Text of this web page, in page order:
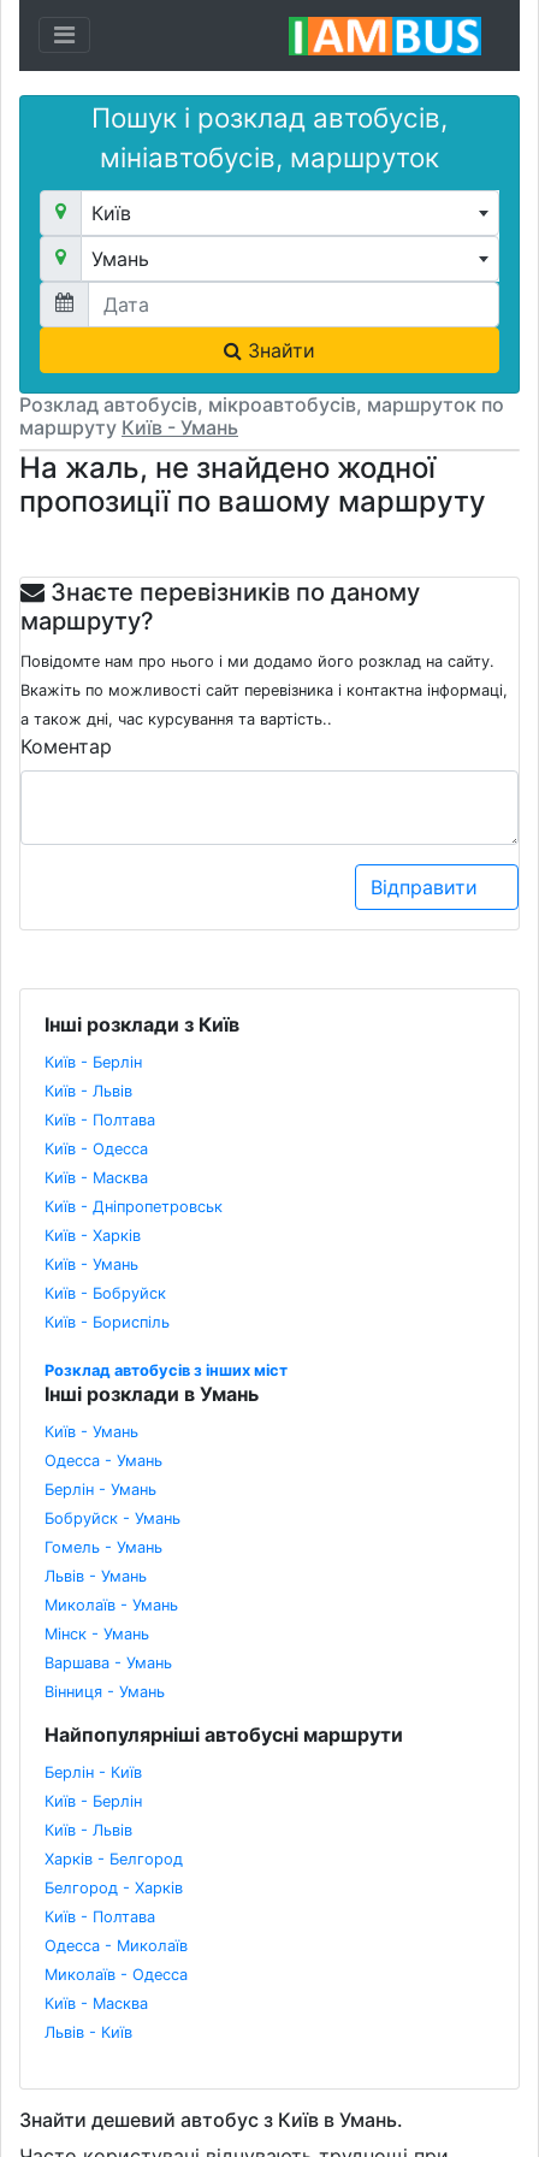
Toggle navigation
Пошук і розклад автобусів,
мініавтобусів, маршруток
Київ
Умань
Знайти
Розклад автобусів, мікроавтобусів, маршруток по
маршруту Київ - Умань
На жаль, не знайдено жодної
пропозиції по вашому маршруту
Знаєте перевізників по даному
маршруту?
Повідомте нам про нього і ми додамо його розклад на сайту.
Вкажіть по можливості сайт перевізника і контактна інформаці,
а також дні, час курсування та вартість..
Коментар
Відправити
Інші розклади з Київ
Київ - Берлін
Київ - Львів
Київ - Полтава
Київ - Одесса
Київ - Масква
Київ - Дніпропетровськ
Київ - Харків
Київ - Умань
Київ - Бобруйск
Київ - Бориспіль
Розклад автобусів з інших міст
Інші розклади в Умань
Київ - Умань
Одесса - Умань
Берлін - Умань
Бобруйск - Умань
Гомель - Умань
Львів - Умань
Миколаїв - Умань
Мінск - Умань
Варшава - Умань
Вінниця - Умань
Найпопулярніші автобусні маршрути
Берлін - Київ
Київ - Берлін
Київ - Львів
Харків - Белгород
Белгород - Харків
Київ - Полтава
Одесса - Миколаїв
Миколаїв - Одесса
Київ - Масква
Львів - Київ
Знайти дешевий автобус з Київ в Умань.